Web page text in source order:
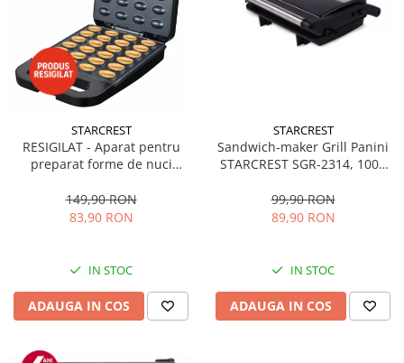
STARCREST
RESIGILAT - Aparat pentru
preparat forme de nuci
forme, 1400W, Indicator
luminos, Placi antiaderente,
149,90 RON
83,90 RON
IN STOC
ADAUGA IN COS
STARCREST
Sandwich-maker Grill Panini
STARCREST SGR-2314, 1000
Deschidere 180°, Suprafata
de gatire 23 x 14 cm, Negru
99,90 RON
89,90 RON
IN STOC
ADAUGA IN COS